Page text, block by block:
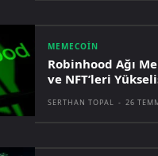
MEMECOIN
Robinhood Ağı
ve NFT’leri
SERTHAN TOPAL - 26